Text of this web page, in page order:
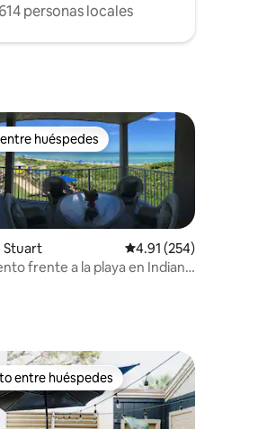
personas locales
de 5, 100 reseñas
huéspedes
huéspedes
Stuart Calificación promedio:
4.91 (254)
frente a la playa en Indian
huéspedes preferido
entre huéspedes